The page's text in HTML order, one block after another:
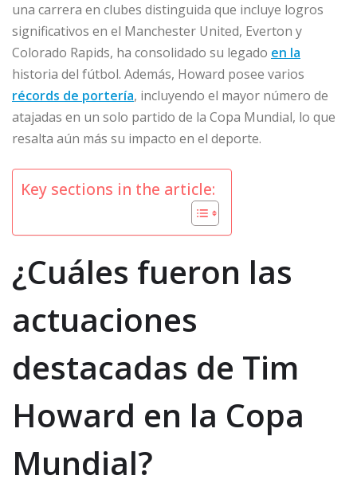
una carrera en clubes distinguida que incluye logros
significativos en el Manchester United, Everton y
Colorado Rapids, ha consolidado su legado en la
historia del fútbol. Además, Howard posee varios
récords de portería, incluyendo el mayor número de
atajadas en un solo partido de la Copa Mundial, lo que
resalta aún más su impacto en el deporte.
Key sections in the article:
¿Cuáles fueron las
actuaciones
destacadas de Tim
Howard en la Copa
Mundial?